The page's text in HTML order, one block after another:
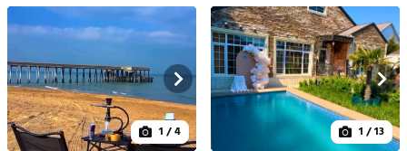
1 / 4 1 / 13